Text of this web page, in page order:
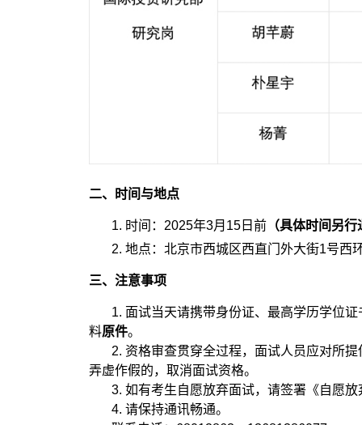
二、时间与地点
1. 时间：2025年3月15日前 （具体时间另
2. 地点：北京市西城区西直门外大街1号西
三、注意事项
1. 面试当天请携带身份证、最高学历学位
料原件。
2. 资格审查贯穿全过程，面试人员应对所
弄虚作假的，取消面试资格。
3. 如有考生自愿放弃面试，请签署《自愿放
4. 请保持通讯畅通。